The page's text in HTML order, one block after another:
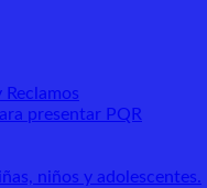
Reclamos
presentar PQR
niños y adolescentes.